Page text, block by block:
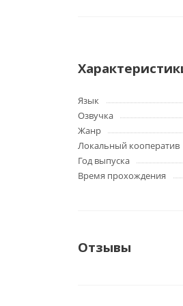
Язык
Озвучка
Жанр
Локальный кооператив
Год выпуска
Время прохождения
Отзывы